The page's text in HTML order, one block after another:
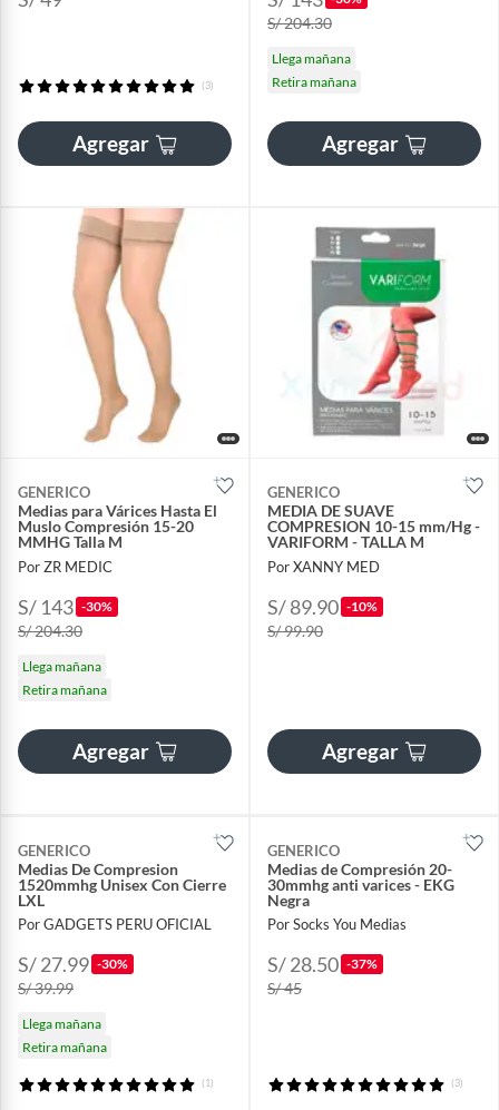
(3)
Agregar
S/ 204.30
Llega mañana
Retira mañana
Agregar
GENERICO
Medias para Várices Hasta El
Muslo Compresión 15-20
MMHG Talla M
Por ZR MEDIC
S/ 143 -30%
S/ 204.30
Llega mañana
Retira mañana
Agregar
GENERICO
MEDIA DE SUAVE
COMPRESION 10-15 mm/Hg -
VARIFORM - TALLA M
Por XANNY MED
S/ 89.90 -10%
S/ 99.90
Agregar
GENERICO
Medias De Compresion
1520mmhg Unisex Con Cierre
LXL
Por GADGETS PERU OFICIAL
S/ 27.99 -30%
S/ 39.99
Llega mañana
Retira mañana
(1)
GENERICO
Medias de Compresión 20-
30mmhg anti varices - EKG
Negra
Por Socks You Medias
S/ 28.50 -37%
S/ 45
(3)